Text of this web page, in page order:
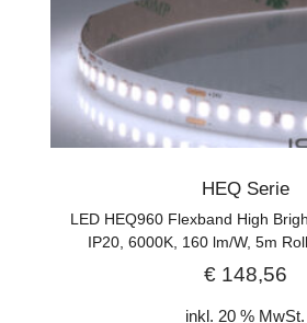
HEQ Serie
LED HEQ960 Flexband High
IP20, 6000K, 160 lm/W, 5m
€148,56
inkl. 20 % MwSt.